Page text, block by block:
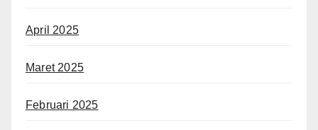
April 2025
Maret 2025
Februari 2025